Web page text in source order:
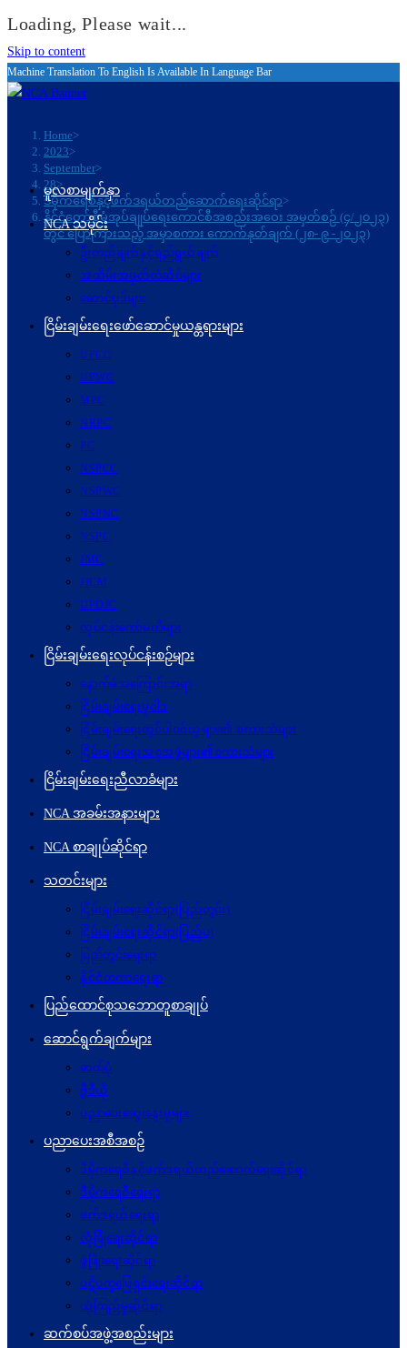
Loading, Please wait...
Skip to content
Machine Translation To English Is Available In Language Bar
Home>
2023>
September>
28>
ဒီမိုကရေစီနှင့်ဖက်ဒရယ်တည်ဆောက်ရေးဆိုင်ရာ>
နိုင်ငံတော်စီမံအုပ်ချုပ်ရေးကောင်စီအစည်းအဝေး အမှတ်စဉ် (၄/၂၀၂၃)
တွင် ပြောကြားသည့် အမှာစကား ကောက်နုတ်ချက် (၂၈- ၉ -၂၀၂၃)
မူလစာမျက်နှာ
NCA သမိုင်း
ဦးတည်ချက်နှင့်ရည်ရွယ်ချက်
အထိမ်းအမှတ်တံဆိပ်များ
ဆောင်ပုဒ်များ
ငြိမ်းချမ်းရေးဖော်‌ဆောင်မှုယန္တရားများ
UPCC
UPWC
MPC
NRPC
PC
NSPCC
NSPWC
NSPNC
NSPC
JMC
JICM
UPDJC
လုပ်ငန်းကော်မတီများ
ငြိမ်းချမ်းရေးလုပ်ငန်းစဉ်များ
နောက်ခံအကြောင်းအရာ
ငြိမ်းချမ်းရေးမူဝါဒ
ငြိမ်းချမ်းရေးတွင်ပါဝင်သူများ၏ စကားသံများ
ငြိမ်းချမ်းရေးအစုအဖွဲ့များ၏စကားသံများ
ငြိမ်းချမ်းရေးညီလာခံများ
NCA အခမ်းအနားများ
NCA စာချုပ်ဆိုင်ရာ
သတင်းများ
ငြိမ်းချမ်းရေးဆိုင်ရာ(ပြည်တွင်း)
ငြိမ်းချမ်းရေးဆိုင်ရာ(ပြည်ပ)
ပြည်တွင်းရေးရာ
နိုင်ငံတကာရေးရာ
ပြည်ထောင်စုသဘောတူစာချုပ်
ဆောင်ရွက်ချက်များ
ဓာတ်ပုံ
ဗွီဒီယို
ပညာပေးဆွေးနွေးမှုများ
ပညာပေးအစီအစဉ်
ဒီမိုကရေစီနှင့်ဖက်ဒရယ်တည်ဆောက်ရေးဆိုင်ရာ
ဒီမိုကရေစီရေးရာ
ဖက်ဒရယ်ရေးရာ
လုံခြုံရေးဆိုင်ရာ
ဖွံဖြိုးရေးဆိုင်ရာ
ပဋိပက္ခ‌ဖြေရှင်းရေးဆိုင်ရာ
ယုံကြည်မှုဆိုင်ရာ
ဆက်စပ်အဖွဲ့အစည်းများ